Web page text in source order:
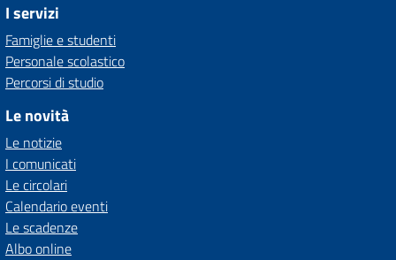
I servizi
Famiglie e studenti
Personale scolastico
Percorsi di studio
Le novità
Le notizie
I comunicati
Le circolari
Calendario eventi
Le scadenze
Albo online